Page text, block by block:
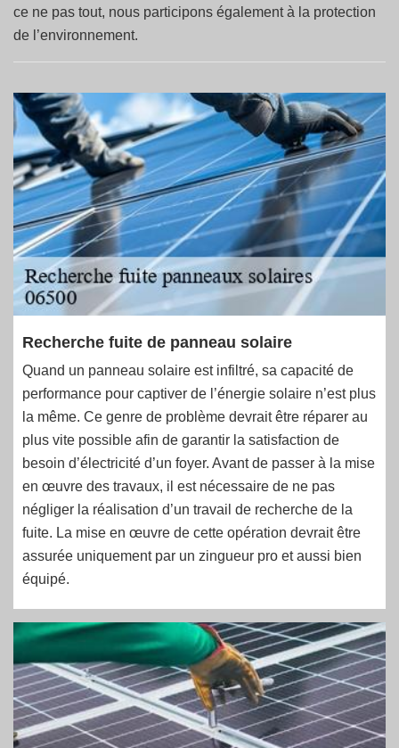
ce ne pas tout, nous participons également à la protection
de l’environnement.
Recherche fuite de panneau solaire
Quand un panneau solaire est infiltré, sa capacité de
performance pour captiver de l’énergie solaire n’est plus
la même. Ce genre de problème devrait être réparer au
plus vite possible afin de garantir la satisfaction de
besoin d’électricité d’un foyer. Avant de passer à la mise
en œuvre des travaux, il est nécessaire de ne pas
négliger la réalisation d’un travail de recherche de la
fuite. La mise en œuvre de cette opération devrait être
assurée uniquement par un zingueur pro et aussi bien
équipé.